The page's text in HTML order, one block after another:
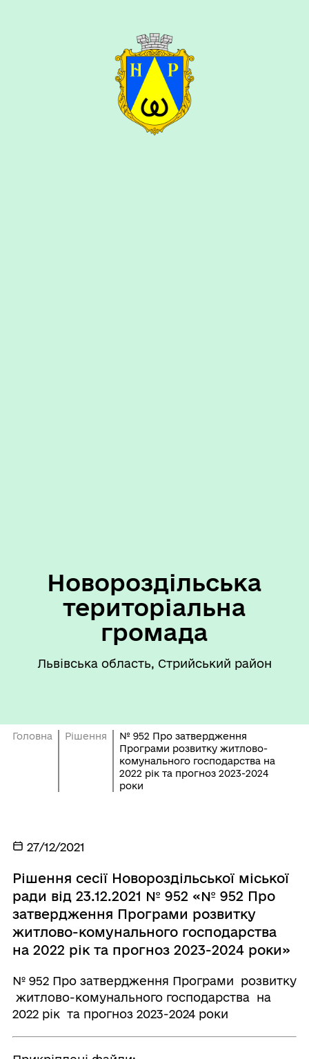
Новороздільська
територіальна
громада
Львівська область, Стрийський район
Головна Рішення
№ 952 Про затвердження
Програми розвитку житлово-
комунального господарства на
2022 рік та прогноз 2023-2024
роки
27/12/2021
Рішення сесії Новороздільської міської
ради від 23.12.2021 № 952 «№ 952 Про
затвердження Програми розвитку
житлово-комунального господарства
на 2022 рік та прогноз 2023-2024 роки»
№ 952 Про затвердження Програми розвитку
житлово-комунального господарства на
2022 рік та прогноз 2023-2024 роки